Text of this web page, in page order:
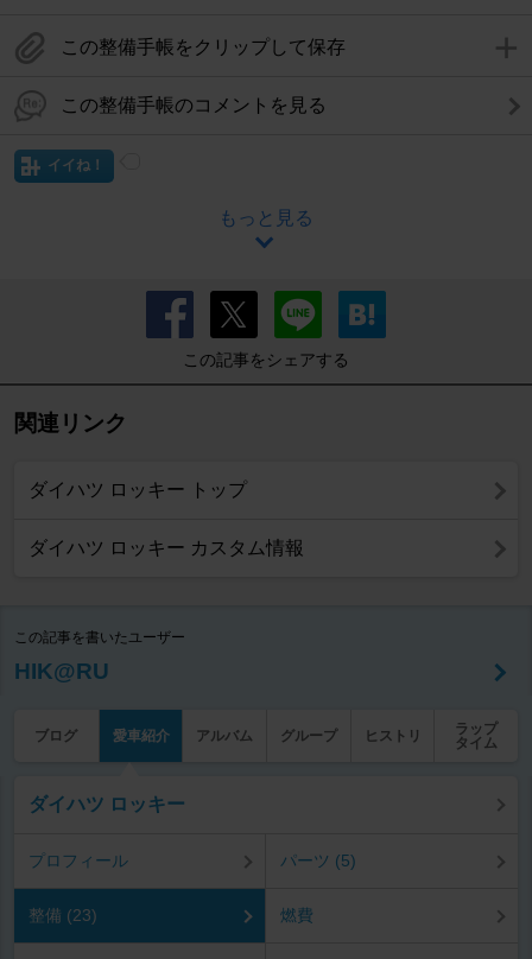
この整備手帳をクリップして保存
この整備手帳のコメントを見る
イイね！
もっと見る
この記事をシェアする
関連リンク
ダイハツ ロッキー トップ
ダイハツ ロッキー カスタム情報
この記事を書いたユーザー
HIK@RU
ブログ 愛車紹介 アルバム グループ ヒストリ
ラップ
タイム
ダイハツ ロッキー
プロフィール パーツ (5)
整備 (23) 燃費